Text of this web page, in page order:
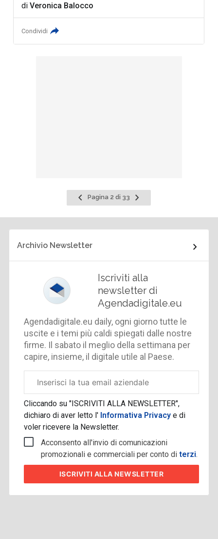
diVeronica Balocco
Condividi
Pagina
precedente
Pagina 2 di 33
Pagina
successiva
Archivio Newsletter
Iscriviti alla
newsletter di
Agendadigitale.eu
Agendadigitale.eu daily, ogni giorno tutte le
uscite e i temi più caldi spiegati dalle nostre
firme. Il sabato il meglio della settimana per
capire, insieme, il digitale utile al Paese.
aziendale
Cliccando su "ISCRIVITI ALLA NEWSLETTER",
dichiaro di aver letto l' Informativa Privacye di
voler ricevere la Newsletter.
Acconsento all'invio di comunicazioni
promozionali e commerciali per conto diterzi.
ISCRIVITI ALLA NEWSLETTER